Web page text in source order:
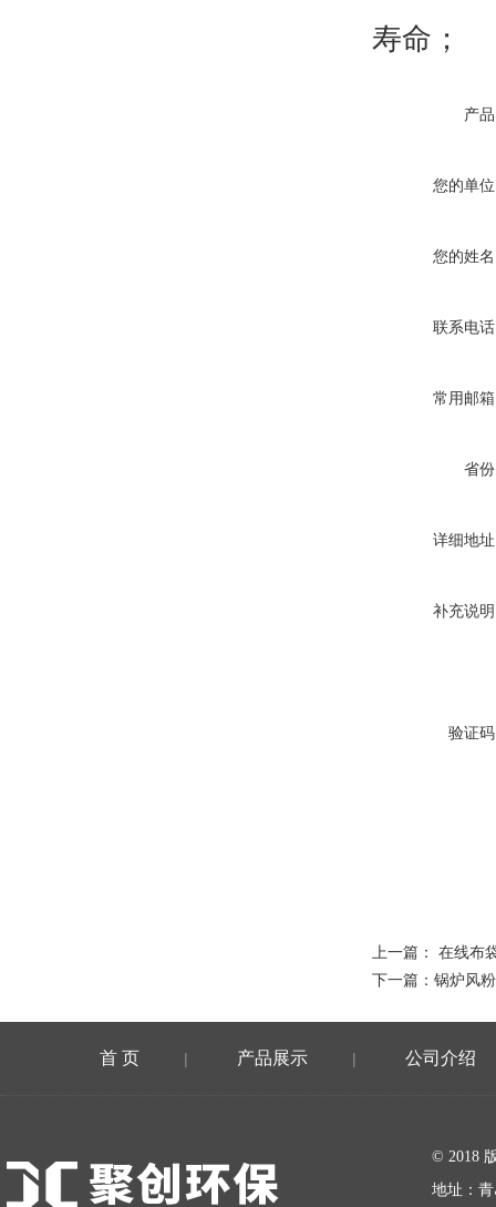
寿命；
产
您的单
您的姓
联系电
常用邮
省
详细地
补充说
验证
上一篇： 在线布
下一篇： 锅炉风
首 页 | 产品展示 | 公司介绍
© 2018
地址：